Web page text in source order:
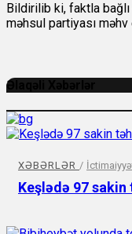
Bildirilib ki, faktla
məhsul partiyası
Əlaqəli Xəbərlər
XƏBƏRLƏR /
Keşlədə 97